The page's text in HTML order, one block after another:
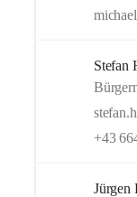
Stefan
+43
Jürgen